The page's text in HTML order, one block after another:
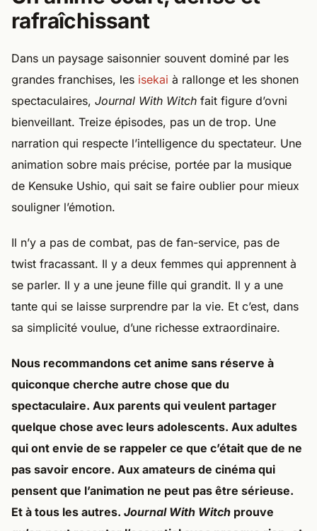
rafraîchissant
Dans un paysage saisonnier souvent dominé par les
grandes franchises, les isekai à rallonge et les shonen
spectaculaires, Journal With Witch fait figure d’ovni
bienveillant. Treize épisodes, pas un de trop. Une
narration qui respecte l’intelligence du spectateur. Une
animation sobre mais précise, portée par la musique
de Kensuke Ushio, qui sait se faire oublier pour mieux
souligner l’émotion.
Il n’y a pas de combat, pas de fan-service, pas de
twist fracassant. Il y a deux femmes qui apprennent à
se parler. Il y a une jeune fille qui grandit. Il y a une
tante qui se laisse surprendre par la vie. Et c’est, dans
sa simplicité voulue, d’une richesse extraordinaire.
Nous recommandons cet anime sans réserve à
quiconque cherche autre chose que du
spectaculaire. Aux parents qui veulent partager
quelque chose avec leurs adolescents. Aux adultes
qui ont envie de se rappeler ce que c’était que de ne
pas savoir encore. Aux amateurs de cinéma qui
pensent que l’animation ne peut pas être sérieuse.
Et à tous les autres. Journal With Witch prouve